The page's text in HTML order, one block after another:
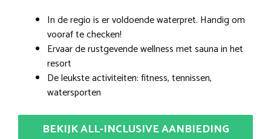
In de regio is er voldoende waterpret. Handig om
vooraf te checken!
Ervaar de rustgevende wellness met sauna in het
resort
De leukste activiteiten: fitness, tennissen,
watersporten
BEKIJK ALL-INCLUSIVE AANBIEDING